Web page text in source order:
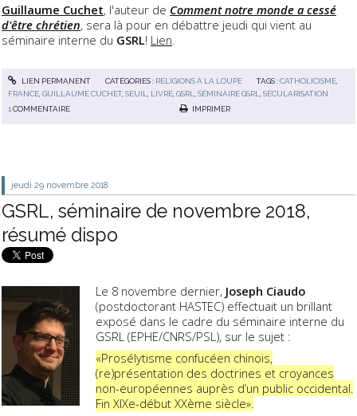
Guillaume Cuchet, l'auteur de Comment notre monde a cessé
d'être chrétien, sera là pour en débattre jeudi qui vient au
séminaire interne du GSRL! Lien
LIEN PERMANENT CATÉGORIES : RELIGIONS À LA LOUPE TAGS :CATHOLICISME
FRANCE ,GUILLAUME CUCHET,SEUIL LIVRE ,GSRL ,SÉMINAIRE GSRL ,SÉCULARISATION
1 COMMENTAIRE IMPRIMER
jeudi 29 novembre 2018
GSRL, séminaire de novembre 2018,
résumé dispo
Le 8 novembre dernier, Joseph Ciaudo
(postdoctorant HASTEC) effectuait un brillant
exposé dans le cadre du séminaire interne du
GSRL (EPHE/CNRS/PSL), sur le sujet :
«Prosélytisme confucéen chinois,
(re)présentation des doctrines et croyances
non-européennes auprès d’un public occidental.
Fin XIXe-début XXème siècle».